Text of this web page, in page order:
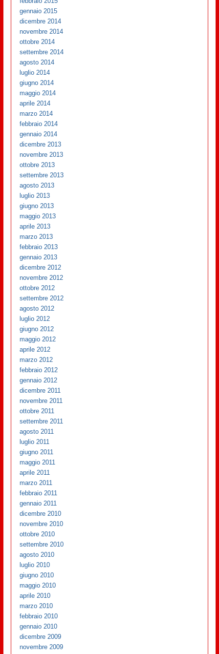
gennaio 2015
dicembre 2014
novembre 2014
ottobre 2014
settembre 2014
agosto 2014
luglio 2014
giugno 2014
maggio 2014
aprile 2014
marzo 2014
febbraio 2014
gennaio 2014
dicembre 2013
novembre 2013
ottobre 2013
settembre 2013
agosto 2013
luglio 2013
giugno 2013
maggio 2013
aprile 2013
marzo 2013
febbraio 2013
gennaio 2013
dicembre 2012
novembre 2012
ottobre 2012
settembre 2012
agosto 2012
luglio 2012
giugno 2012
maggio 2012
aprile 2012
marzo 2012
febbraio 2012
gennaio 2012
dicembre 2011
novembre 2011
ottobre 2011
settembre 2011
agosto 2011
luglio 2011
giugno 2011
maggio 2011
aprile 2011
marzo 2011
febbraio 2011
gennaio 2011
dicembre 2010
novembre 2010
ottobre 2010
settembre 2010
agosto 2010
luglio 2010
giugno 2010
maggio 2010
aprile 2010
marzo 2010
febbraio 2010
gennaio 2010
dicembre 2009
novembre 2009